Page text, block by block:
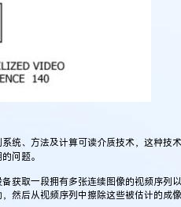
、方法及计算可读介质技术，这种技
问题。
取一段拥有多张连续图像的视频序列
然后从视频序列中擦除这些被估计的成